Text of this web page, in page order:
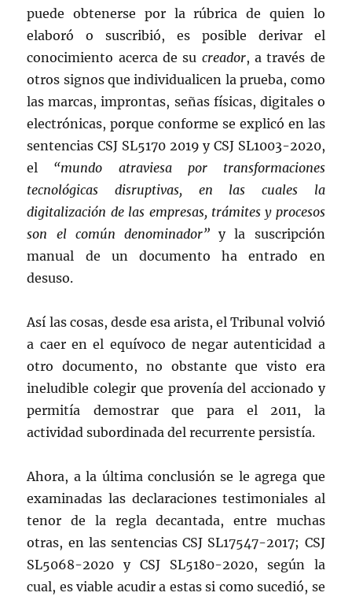
puede obtenerse por la rúbrica de quien lo
elaboró o suscribió, es posible derivar el
conocimiento acerca de su creador, a través de
otros signos que individualicen la prueba, como
las marcas, improntas, señas físicas, digitales o
electrónicas, porque conforme se explicó en las
sentencias CSJ SL5170 2019 y CSJ SL1003-2020,
el “mundo atraviesa por transformaciones
tecnológicas disruptivas, en las cuales la
digitalización de las empresas, trámites y procesos
son el común denominador”y la suscripción
manual de un documento ha entrado en
desuso.
Así las cosas, desde esa arista, el Tribunal volvió
a caer en el equívoco de negar autenticidad a
otro documento, no obstante que visto era
ineludible colegir que provenía del accionado y
permitía demostrar que para el 2011, la
actividad subordinada del recurrente persistía.
Ahora, a la última conclusión se le agrega que
examinadas las declaraciones testimoniales al
tenor de la regla decantada, entre muchas
otras, en las sentencias CSJ SL17547-2017; CSJ
SL5068-2020 y CSJ SL5180-2020, según la
cual, es viable acudir a estas si como sucedió, se